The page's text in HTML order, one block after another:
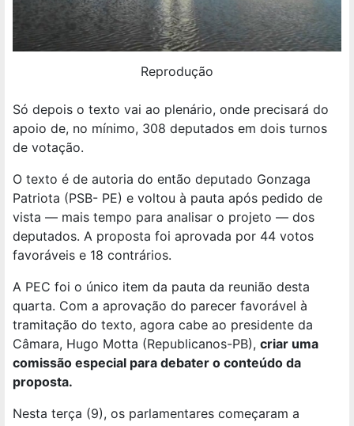
Reprodução
Só depois o texto vai ao plenário, onde precisará do
apoio de, no mínimo, 308 deputados em dois turnos
de votação.
O texto é de autoria do então deputado Gonzaga
Patriota (PSB- PE) e voltou à pauta após pedido de
vista — mais tempo para analisar o projeto — dos
deputados. A proposta foi aprovada por 44 votos
favoráveis e 18 contrários.
A PEC foi o único item da pauta da reunião desta
quarta. Com a aprovação do parecer favorável à
tramitação do texto, agora cabe ao presidente da
Câmara, Hugo Motta (Republicanos-PB), criar uma
comissão especial para debater o conteúdo da
proposta.
Nesta terça (9), os parlamentares começaram a